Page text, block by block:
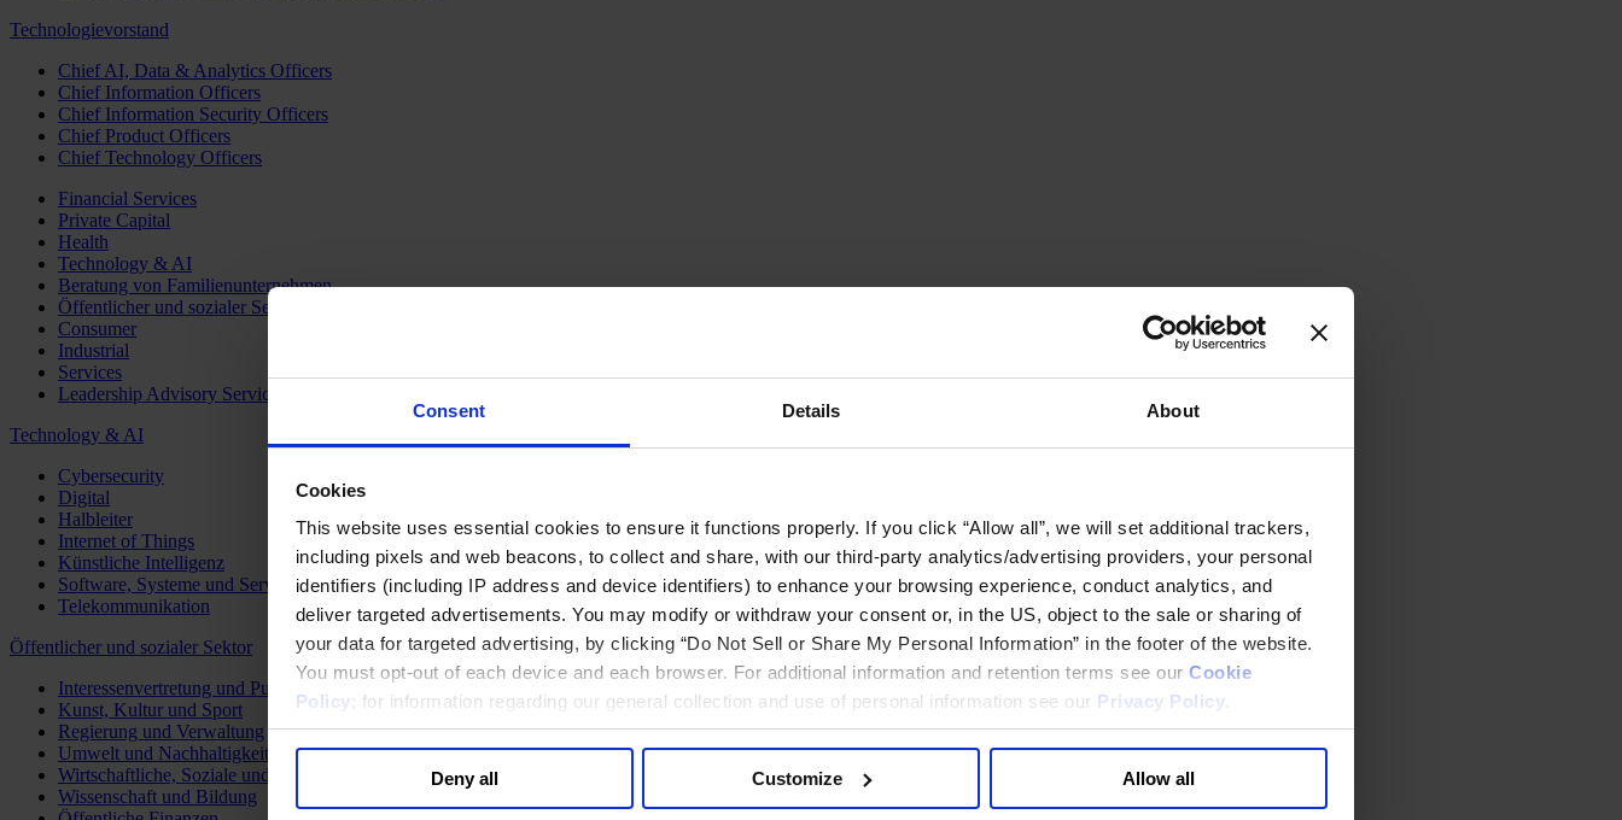
Consent Details About
Cookies
This website uses essential cookies to ensure it functions properly. If you click “Allow all”, we will set additional trackers,
including pixels and web beacons, to collect and share, with our third-party analytics/advertising providers, your personal
identifiers (including IP address and device identifiers) to enhance your browsing experience, conduct analytics, and
deliver targeted advertisements. You may modify or withdraw your consent or, in the US, object to the sale or sharing of
your data for targeted advertising, by clicking “Do Not Sell or Share My Personal Information” in the footer of the website.
You must opt-out of each device and each browser. For additional information and retention terms see our Cookie
Policy; for information regarding our general collection and use of personal information see our Privacy Policy
Deny all Customize Allow all
Technologievorstand
Chief AI, Data & Analytics Officers
Chief Information Officers
Chief Information Security Officers
Chief Product Officers
Chief Technology Officers
Financial Services
Private Capital
Health
Technology & AI
Beratung von Familienunternehmen
Öffentlicher und sozialer Sektor
Consumer
Industrial
Services
Leadership Advisory Services
Technology & AI
Cybersecurity
Digital
Halbleiter
Internet of Things
Künstliche Intelligenz
Software, Systeme und Services
Telekommunikation
Öffentlicher und sozialer Sektor
Interessenvertretung und Public Affairs
Kunst, Kultur und Sport
Regierung und Verwaltung
Umwelt und Nachhaltigkeit
Wirtschaftliche, Soziale und Humanitäre Entwicklung
Wissenschaft und Bildung